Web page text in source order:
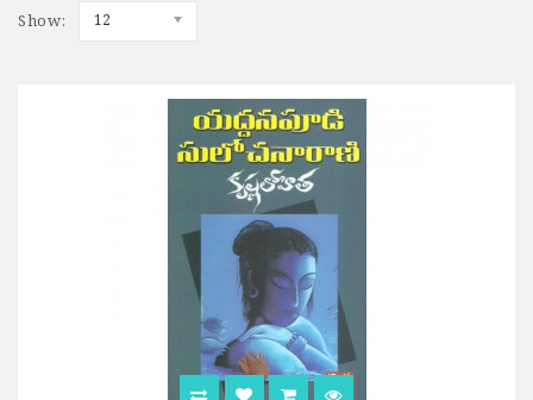
Show: 12